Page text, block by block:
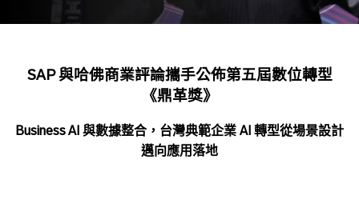
SAP與哈佛商業評論攜手公佈第五屆數位轉型
《鼎革獎》
Business AI 與數據整合，台灣典範企業 AI 轉型從場景設計
邁向應用落地